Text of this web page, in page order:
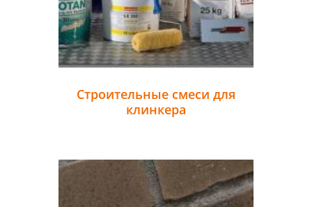
Строительные смеси для
клинкера